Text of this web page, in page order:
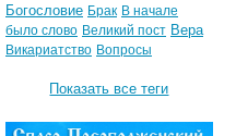
Богословие Брак В начале
было слово Великий пост Вера
Викариатство Вопросы
Показать все теги